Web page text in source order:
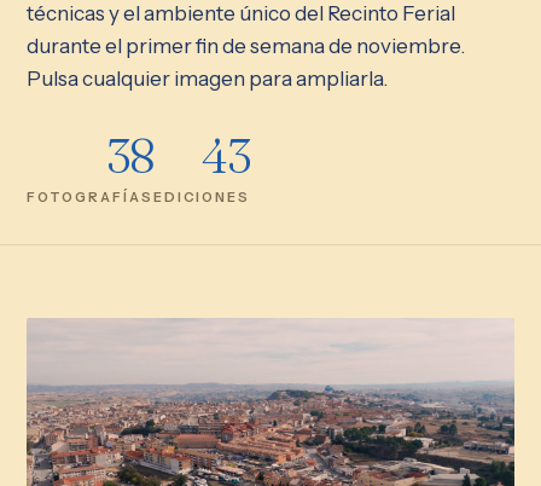
técnicas y el ambiente único del Recinto Ferial
durante el primer fin de semana de noviembre.
Pulsa cualquier imagen para ampliarla.
38
FOTOGRAFÍAS
43
EDICIONES